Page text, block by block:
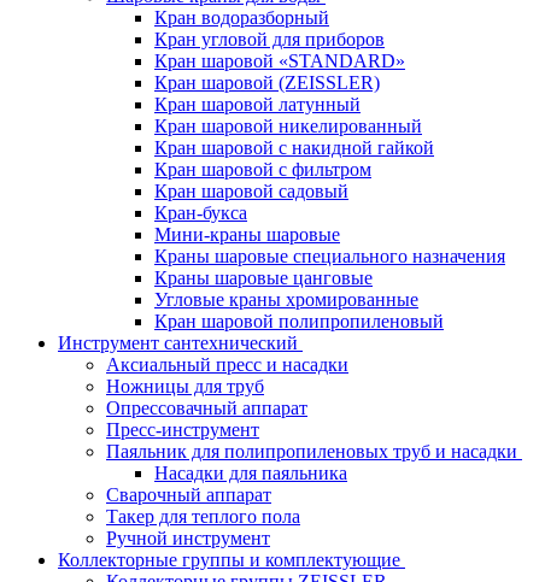
Кран водоразборный
Кран угловой для приборов
Кран шаровой «STANDARD»
Кран шаровой (ZEISSLER)
Кран шаровой латунный
Кран шаровой никелированный
Кран шаровой с накидной гайкой
Кран шаровой с фильтром
Кран шаровой садовый
Кран-букса
Мини-краны шаровые
Краны шаровые специального назначения
Краны шаровые цанговые
Угловые краны хромированные
Кран шаровой полипропиленовый
Инструмент сантехнический
Аксиальный пресс и насадки
Ножницы для труб
Опрессовачный аппарат
Пресс-инструмент
Паяльник для полипропиленовых труб и насадки
Насадки для паяльника
Сварочный аппарат
Такер для теплого пола
Ручной инструмент
Коллекторные группы и комплектующие